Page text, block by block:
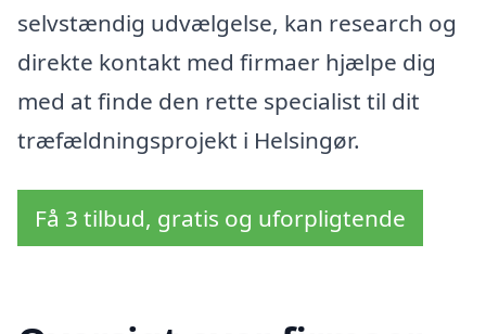
selvstændig udvælgelse, kan research og
direkte kontakt med firmaer hjælpe dig
med at finde den rette specialist til dit
træfældningsprojekt i Helsingør.
Få 3 tilbud, gratis og uforpligtende